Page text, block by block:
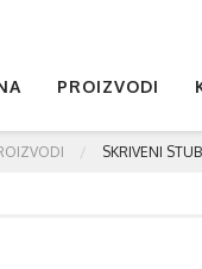
PROIZVODI
SKRIVENI